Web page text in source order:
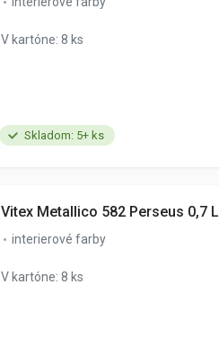
Skladom: 5+ ks
V kartóne: 8 ks
Vitex Metallico 582 Perseus 0,7 L
interierové farby
V kartóne: 8 ks